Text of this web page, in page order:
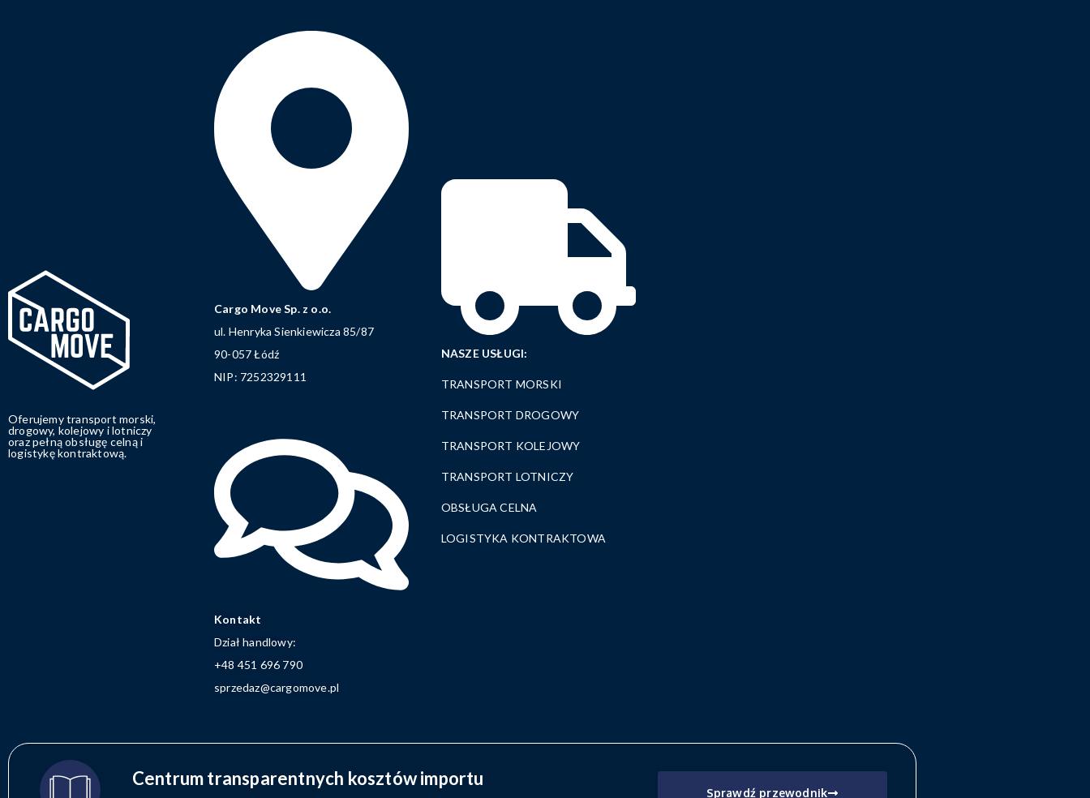
Oferujemy transport morski,
drogowy, kolejowy i lotniczy
oraz pełną obsługę celną i
logistykę kontraktową.
Cargo Move Sp. z o.o.
ul. Henryka Sienkiewicza 85/87
90-057 Łódź
NIP: 7252329111
Kontakt
Dział handlowy:
+48 451 696 790
sprzedaz@cargomove.pl
NASZE USŁUGI:
TRANSPORT MORSKI
TRANSPORT DROGOWY
TRANSPORT KOLEJOWY
TRANSPORT LOTNICZY
OBSŁUGA CELNA
LOGISTYKA KONTRAKTOWA
Centrum transparentnych kosztów importu
Sprawdź przewodnik